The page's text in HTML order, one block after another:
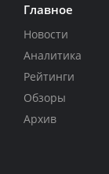
Главное
Новости
Аналитика
Рейтинги
Обзоры
Архив